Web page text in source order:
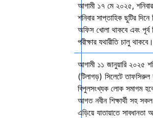
আগামী ১৭ মে ২০২৫,
শনিবার সাপ্তাহিক ছুটির
অফিস খোলা থাকবে এবং পূর্ব
পরীক্ষার যথারীতি চালু থাকবে।
আগামী ১১ জানুয়ারি ২০২৫
(টিলাগড়) সিলেটে
বিপুলসংখ্যক লোক সমাগম হবে
আগত নবীন শিক্ষার্থী সহ সকল
এড়িয়ে যাতায়াতে